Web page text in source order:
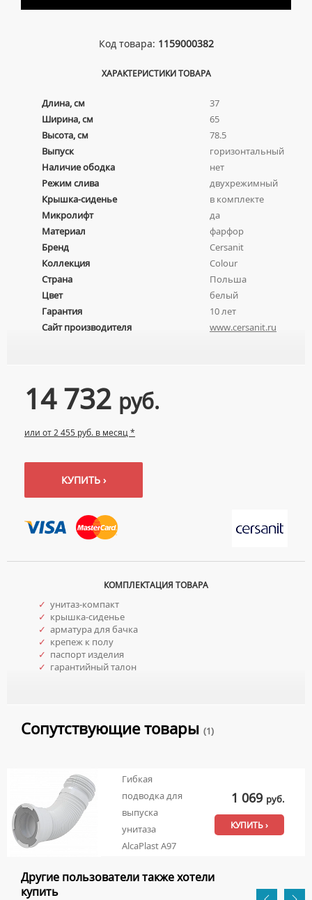
Код товара: 1159000382
ХАРАКТЕРИСТИКИ ТОВАРА
Длина, см
37
Ширина, см
65
Высота, см
78.5
Выпуск
горизонтальный
Наличие ободка
нет
Режим слива
двухрежимный
Крышка-сиденье
в комплекте
Микролифт
да
Материал
фарфор
Бренд
Cersanit
Коллекция
Colour
Страна
Польша
Цвет
белый
Гарантия
10 лет
Сайт производителя
www.cersanit.ru
14 732 руб.
или от 2 455 руб. в месяц *
КУПИТЬ ›
КОМПЛЕКТАЦИЯ ТОВАРА
✓ унитаз-компакт
✓ крышка-сиденье
✓ арматура для бачка
✓ крепеж к полу
✓ паспорт изделия
✓ гарантийный талон
Сопутствующие товары (1)
Гибкая
подводка для
выпуска
унитаза
AlcaPlast A97
1 069 руб.
КУПИТЬ ›
Другие пользователи также хотели
купить